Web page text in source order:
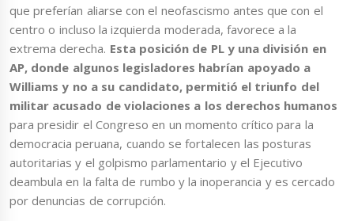
que preferían aliarse con el neofascismo antes que con el
centro o incluso la izquierda moderada, favorece a la
extrema derecha. Esta posición de PL y una división en
AP, donde algunos legisladores habrían apoyado a
Williams y no a su candidato, permitió el triunfo del
militar acusado de violaciones a los derechos humanos
para presidir el Congreso en un momento crítico para la
democracia peruana, cuando se fortalecen las posturas
autoritarias y el golpismo parlamentario y el Ejecutivo
deambula en la falta de rumbo y la inoperancia y es cercado
por denuncias de corrupción.